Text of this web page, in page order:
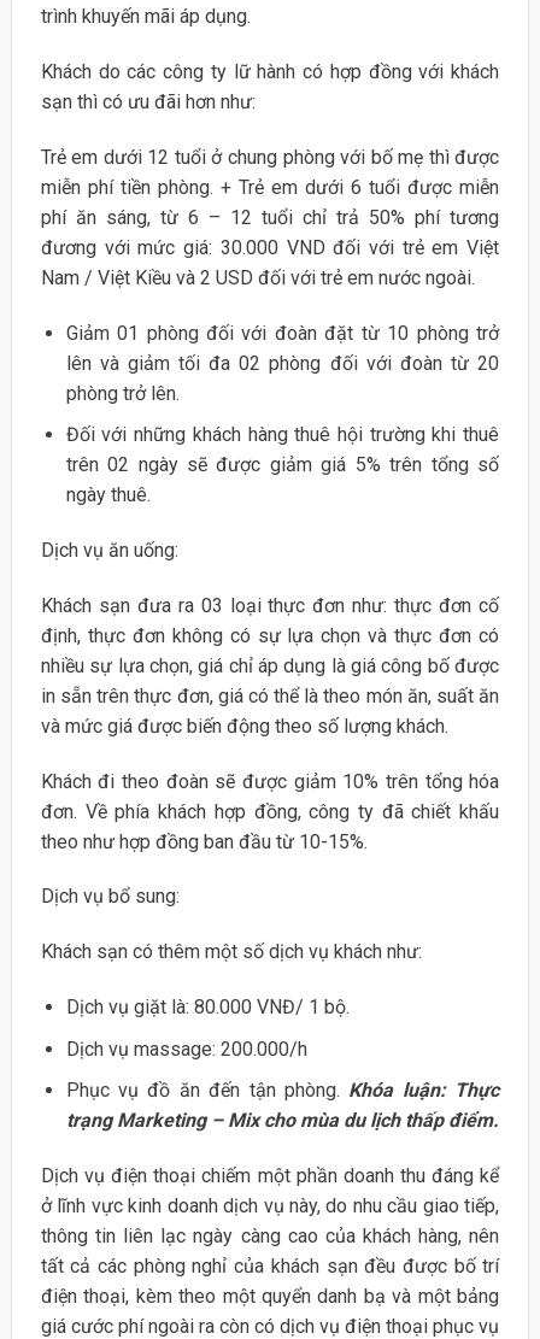
trình khuyến mãi áp dụng.
Khách do các công ty lữ hành có hợp đồng với khách
sạn thì có ưu đãi hơn như:
Trẻ em dưới 12 tuổi ở chung phòng với bố mẹ thì được
miễn phí tiền phòng. + Trẻ em dưới 6 tuổi được miễn
phí ăn sáng, từ 6 – 12 tuổi chỉ trả 50% phí tương
đương với mức giá: 30.000 VND đối với trẻ em Việt
Nam / Việt Kiều và 2 USD đối với trẻ em nước ngoài.
Giảm 01 phòng đối với đoàn đặt từ 10 phòng trở
lên và giảm tối đa 02 phòng đối với đoàn từ 20
phòng trở lên.
Đối với những khách hàng thuê hội trường khi thuê
trên 02 ngày sẽ được giảm giá 5% trên tổng số
ngày thuê.
Dịch vụ ăn uống:
Khách sạn đưa ra 03 loại thực đơn như: thực đơn cố
định, thực đơn không có sự lựa chọn và thực đơn có
nhiều sự lựa chọn, giá chỉ áp dụng là giá công bố được
in sẵn trên thực đơn, giá có thể là theo món ăn, suất ăn
và mức giá được biến động theo số lượng khách.
Khách đi theo đoàn sẽ được giảm 10% trên tổng hóa
đơn. Về phía khách hợp đồng, công ty đã chiết khấu
theo như hợp đồng ban đầu từ 10-15%.
Dịch vụ bổ sung:
Khách sạn có thêm một số dịch vụ khách như:
Dịch vụ giặt là: 80.000 VNĐ/ 1 bộ.
Dịch vụ massage: 200.000/h
Phục vụ đồ ăn đến tận phòng. Khóa luận: Thực
trạng Marketing – Mix cho mùa du lịch thấp điểm.
Dịch vụ điện thoại chiếm một phần doanh thu đáng kể
ở lĩnh vực kinh doanh dịch vụ này, do nhu cầu giao tiếp,
thông tin liên lạc ngày càng cao của khách hàng, nên
tất cả các phòng nghỉ của khách sạn đều được bố trí
điện thoại, kèm theo một quyển danh bạ và một bảng
giá cước phí ngoài ra còn có dịch vụ điện thoại phục vụ